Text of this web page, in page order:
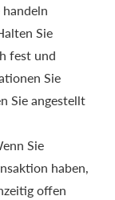
Sie
fest und
Sie
Sie angestellt
Sie
haben,
offen